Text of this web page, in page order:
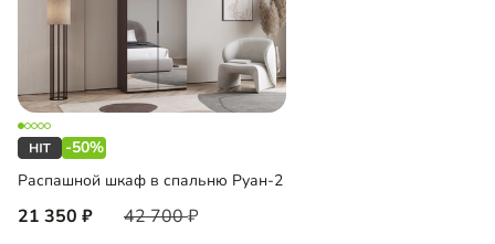
-50%
Распашной шкаф в спальню Руан-2
21 350 42 700